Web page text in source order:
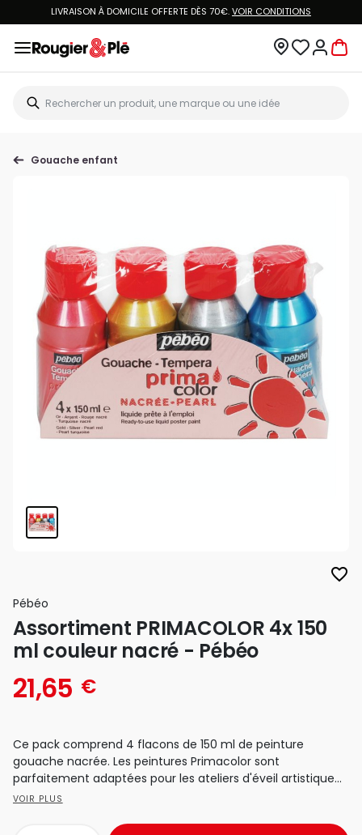
LIVRAISON À DOMICILE OFFERTE DÈS 70€.VOIR CONDITIONS
Gouache enfant
favorite_border
Pébéo
Assortiment PRIMACOLOR 4x 150
ml couleur nacré - Pébéo
21,65 €
Ce pack comprend 4 flacons de 150 ml de peinture
gouache nacrée. Les peintures Primacolor sont
parfaitement adaptées pour les ateliers d'éveil artistique...
VOIR PLUS